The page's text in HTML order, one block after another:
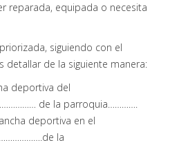
reparada, equipada o necesita
siguiendo con el
detallar de la siguiente manera:
deportiva del
de la parroquia………….
deportiva en el
la